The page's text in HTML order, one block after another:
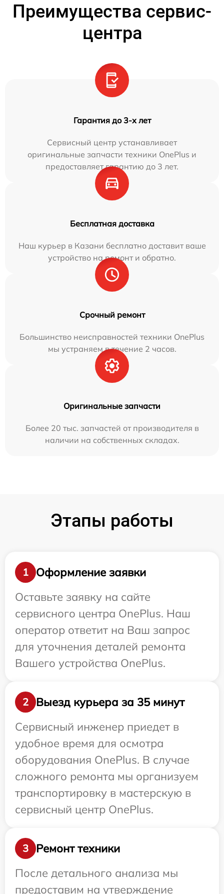
Преимущества сервис-
центра
Гарантия до 3-х лет
Сервисный центр устанавливает
оригинальные запчасти техники OnePlus и
предоставляет гарантию до 3 лет.
Бесплатная доставка
Наш курьер в Казани бесплатно доставит ваше
устройство на ремонт и обратно.
Срочный ремонт
Большинство неисправностей техники OnePlus
мы устраняем в течение 2 часов.
Оригинальные запчасти
Более 20 тыс. запчастей от производителя в
наличии на собственных складах.
Этапы работы
1
Оформление заявки
Оставьте заявку на сайте
сервисного центра OnePlus. Наш
оператор ответит на Ваш запрос
для уточнения деталей ремонта
Вашего устройства OnePlus.
2
Выезд курьера за 35 минут
Сервисный инженер приедет в
удобное время для осмотра
оборудования OnePlus. В случае
сложного ремонта мы организуем
транспортировку в мастерскую в
сервисный центр OnePlus.
3
Ремонт техники
После детального анализа мы
предоставим на утверждение